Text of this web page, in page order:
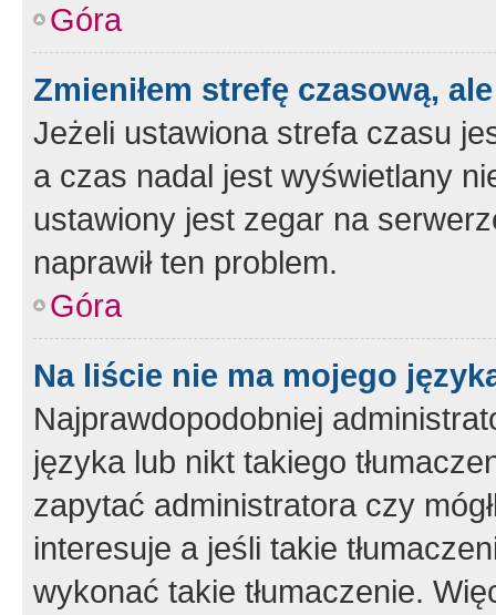
Góra
Zmieniłem strefę czasową,
Jeżeli ustawiona strefa czasu
a czas nadal jest wyświetlany
ustawiony jest zegar na
naprawił ten problem.
Góra
Na liście nie ma mojego
Najprawdopodobniej
języka lub nikt takiego
zapytać administratora czy
interesuje a jeśli takie
wykonać takie tłumaczenie.